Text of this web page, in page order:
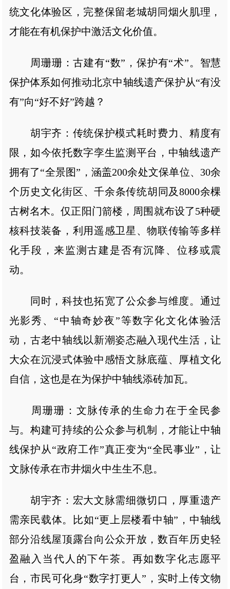
统文化体验区，完整保留老城胡同烟火肌理，
才能在有机保护中激活文化价值。
周珊珊：古建有“数”，保护有“术”。智慧
保护体系如何推动北京中轴线遗产保护从“有没
有”向“好不好”跨越？
胡宇齐：传统保护模式耗时费力、精度有
限，如今依托数字孪生监测平台，中轴线遗产
拥有了“全景图”，涵盖200余处文保单位、30余
个历史文化街区、千余条传统胡同及8000余棵
古树名木。仅正阳门箭楼，周围就布设了5种硬
核科技装备，利用遥感卫星、物联传输等多样
化手段，来监测古建是否有沉降、位移或震
动。
同时，科技也拓宽了公众参与维度。通过
光影秀、“中轴奇妙夜”等数字化文化体验活
动，古老中轴线以新潮姿态融入现代生活，让
大众在沉浸式体验中感悟文脉底蕴、厚植文化
自信，这也是在为保护中轴线添砖加瓦。
周珊珊：文脉传承的生命力在于全民参
与。构建可持续的公众参与机制，才能让中轴
线保护从“政府工作”真正变为“全民事业”，让
文脉传承在市井烟火中生生不息。
胡宇齐：宏大文脉需细微切口，厚重遗产
需亲民载体。比如“更上层楼看中轴”，中轴线
部分沿线屋顶露台向公众开放，数百年历史轻
盈融入当代人的下午茶。再如数字化志愿平
台，市民可化身“数字打更人”，实时上传文物